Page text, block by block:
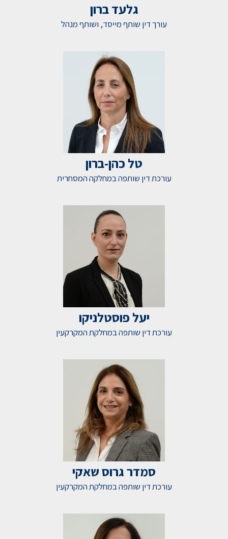
גלעד ברון
עורך דין שותף מייסד, ושותף מנהל
טל כהן-ברון
עורכת דין שותפה במחלקה המסחרית
יעל פוסטלניקו
עורכת דין שותפה במחלקת המקרקעין
סמדר גרוס שאקי
עורכת דין שותפה במחלקת המקרקעין